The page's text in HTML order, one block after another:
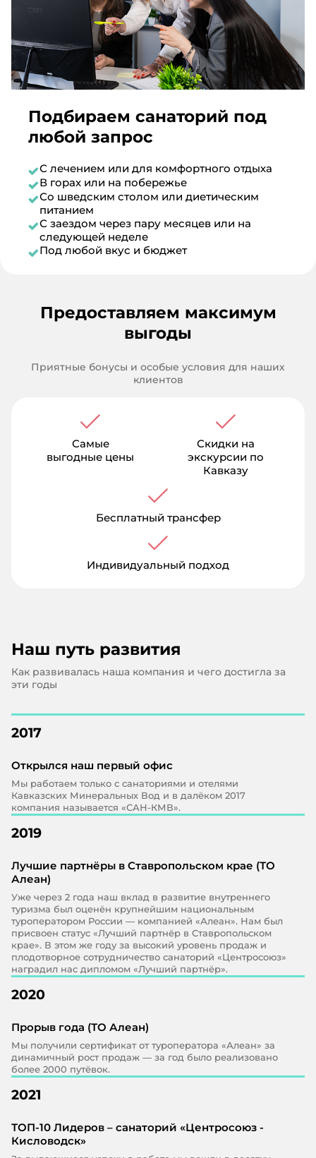
Подбираем санаторий под
любой запрос
С лечением или для комфортного отдыха
В горах или на побережье
Со шведским столом или диетическим
питанием
С заездом через пару месяцев или на
следующей неделе
Под любой вкус и бюджет
Предоставляем максимум
выгоды
Приятные бонусы и особые условия для наших
клиентов
Самые
выгодные цены
Скидки на
экскурсии по
Кавказу
Бесплатный трансфер
Индивидуальный подход
Наш путь развития
Как развивалась наша компания и чего достигла за
эти годы
2017
Открылся наш первый офис
Мы работаем только с санаториями и отелями
Кавказских Минеральных Вод и в далёком 2017
компания называется «САН-КМВ».
2019
Лучшие партнёры в Ставропольском крае (ТО
Алеан)
Уже через 2 года наш вклад в развитие внутреннего
туризма был оценён крупнейшим национальным
туроператором России — компанией «Алеан». Нам был
присвоен статус «Лучший партнёр в Ставропольском
крае». В этом же году за высокий уровень продаж и
плодотворное сотрудничество санаторий «Центросоюз»
наградил нас дипломом «Лучший партнёр».
2020
Прорыв года (ТО Алеан)
Мы получили сертификат от туроператора «Алеан» за
динамичный рост продаж — за год было реализовано
более 2000 путёвок.
2021
ТОП-10 Лидеров – санаторий «Центросоюз -
Кисловодск»